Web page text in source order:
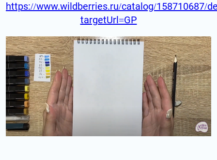
https://www.wildberries.ru/catalog/158710687/
targetUrl=GP